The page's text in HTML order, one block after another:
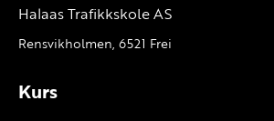
Halaas Trafikkskole AS
Rensvikholmen, 6521 Frei
Kurs